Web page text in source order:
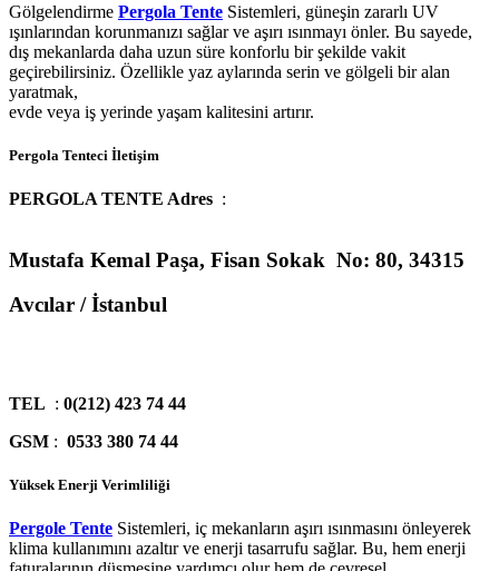
Gölgelendirme Pergola Tente Sistemleri, güneşin zararlı UV
ışınlarından korunmanızı sağlar ve aşırı ısınmayı önler. Bu sayede,
dış mekanlarda daha uzun süre konforlu bir şekilde vakit
geçirebilirsiniz. Özellikle yaz aylarında serin ve gölgeli bir alan
yaratmak,
evde veya iş yerinde yaşam kalitesini artırır.
Pergola Tenteci İletişim
PERGOLA TENTE Adres :
Mustafa Kemal Paşa, Fisan Sokak No: 80, 34315
Avcılar / İstanbul
TEL : 0(212) 423 74 44
GSM : 0533 380 74 44
Yüksek Enerji Verimliliği
Pergole Tente Sistemleri, iç mekanların aşırı ısınmasını önleyerek
klima kullanımını azaltır ve enerji tasarrufu sağlar. Bu, hem enerji